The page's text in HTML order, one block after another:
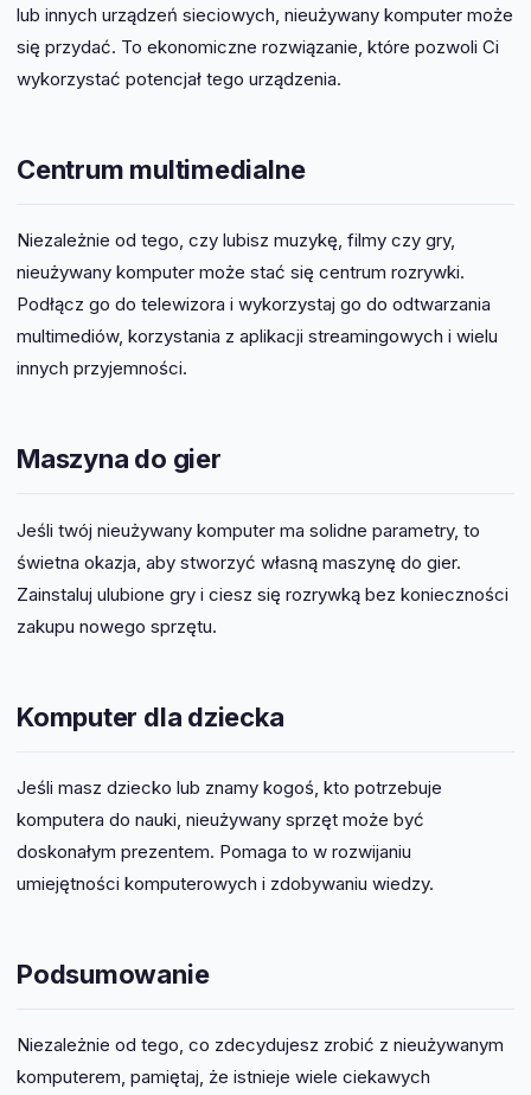
lub innych urządzeń sieciowych, nieużywany komputer może
się przydać. To ekonomiczne rozwiązanie, które pozwoli Ci
wykorzystać potencjał tego urządzenia.
Centrum multimedialne
Niezależnie od tego, czy lubisz muzykę, filmy czy gry,
nieużywany komputer może stać się centrum rozrywki.
Podłącz go do telewizora i wykorzystaj go do odtwarzania
multimediów, korzystania z aplikacji streamingowych i wielu
innych przyjemności.
Maszyna do gier
Jeśli twój nieużywany komputer ma solidne parametry, to
świetna okazja, aby stworzyć własną maszynę do gier.
Zainstaluj ulubione gry i ciesz się rozrywką bez konieczności
zakupu nowego sprzętu.
Komputer dla dziecka
Jeśli masz dziecko lub znamy kogoś, kto potrzebuje
komputera do nauki, nieużywany sprzęt może być
doskonałym prezentem. Pomaga to w rozwijaniu
umiejętności komputerowych i zdobywaniu wiedzy.
Podsumowanie
Niezależnie od tego, co zdecydujesz zrobić z nieużywanym
komputerem, pamiętaj, że istnieje wiele ciekawych